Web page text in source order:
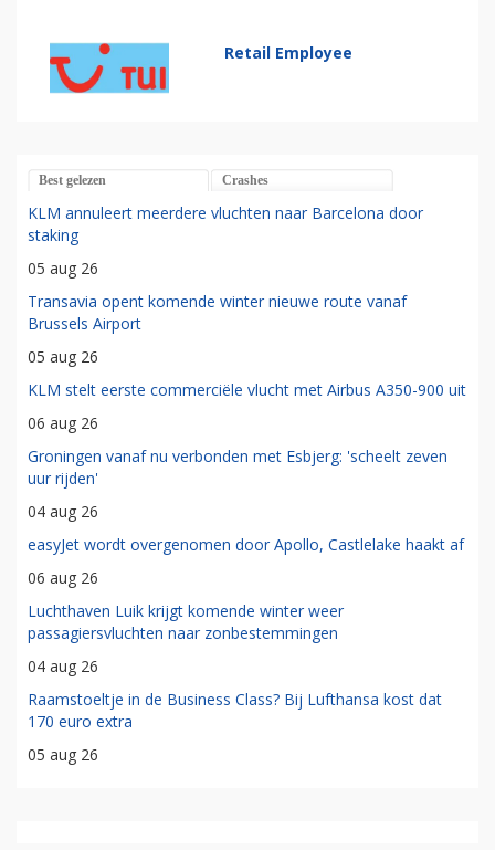
Retail Employee
Best gelezen Crashes
KLM annuleert meerdere vluchten naar Barcelona door
staking
05 aug 26
Transavia opent komende winter nieuwe route vanaf
Brussels Airport
05 aug 26
KLM stelt eerste commerciële vlucht met Airbus A350-900 uit
06 aug 26
Groningen vanaf nu verbonden met Esbjerg: 'scheelt zeven
uur rijden'
04 aug 26
easyJet wordt overgenomen door Apollo, Castlelake haakt af
06 aug 26
Luchthaven Luik krijgt komende winter weer
passagiersvluchten naar zonbestemmingen
04 aug 26
Raamstoeltje in de Business Class? Bij Lufthansa kost dat
170 euro extra
05 aug 26